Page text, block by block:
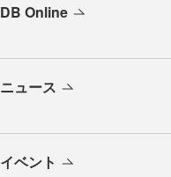
DB Online
ニュース
イベント